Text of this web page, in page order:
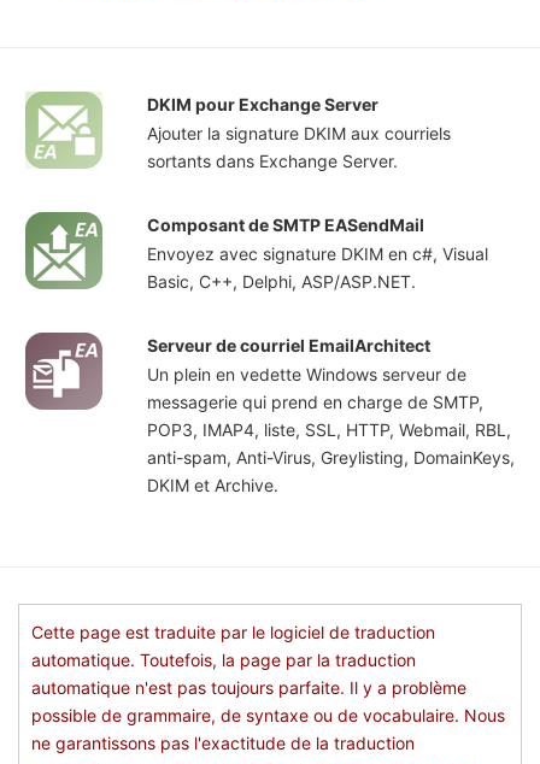
DKIM pour Exchange Server
Ajouter la signature DKIM aux courriels
sortants dans Exchange Server.
Composant de SMTP EASendMail
Envoyez avec signature DKIM en c#, Visual
Basic, C++, Delphi, ASP/ASP.NET.
Serveur de courriel EmailArchitect
Un plein en vedette Windows serveur de
messagerie qui prend en charge de SMTP,
POP3, IMAP4, liste, SSL, HTTP, Webmail, RBL,
anti-spam, Anti-Virus, Greylisting, DomainKeys,
DKIM et Archive.
Cette page est traduite par le logiciel de traduction
automatique. Toutefois, la page par la traduction
automatique n'est pas toujours parfaite. Il y a problème
possible de grammaire, de syntaxe ou de vocabulaire. Nous
ne garantissons pas l'exactitude de la traduction